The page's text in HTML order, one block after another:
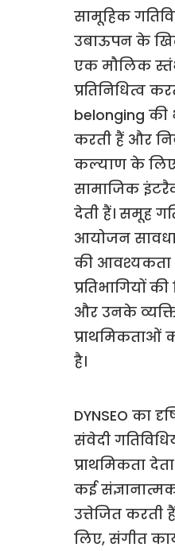
सामूहिक
उबाऊपन के
एक मौलिक
प्रतिनिधित्व
belonging की
करती हैं और
कल्याण के
सामाजिक
देती हैं। समूह
आयोजन
की आवश्यकता
प्रतिभागियों
और उनके
प्राथमिकताओं
है।
DYNSEO का
संवेदी
प्राथमिकता
कई
उत्तेजित करती
लिए, संगीत